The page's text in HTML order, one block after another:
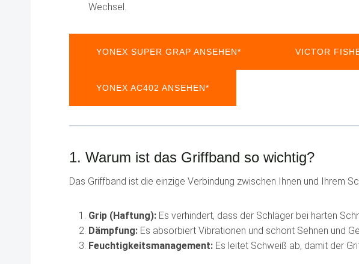
Wechsel.
YONEX SUPER GRAP ANSEHEN* VICTOR
YONEX AC402 ANSEHEN*
1. Warum ist das Griffband so wichtig?
Das Griffband ist die einzige Verbindung zwischen Ihnen und Ihrem
Grip (Haftung): Es verhindert, dass der Schläger bei harten
Dämpfung: Es absorbiert Vibrationen und schont Sehnen und
Feuchtigkeitsmanagement: Es leitet Schweiß ab, damit der